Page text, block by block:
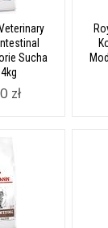
Sucha
zł